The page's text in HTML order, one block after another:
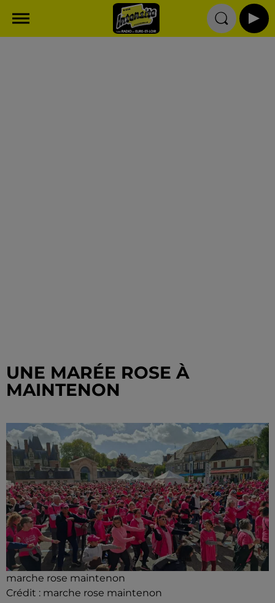
UNE MARÉE ROSE À
MAINTENON
marche rose maintenon
Crédit : marche rose maintenon